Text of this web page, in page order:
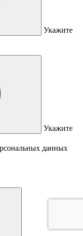
Укажите
Укажите
данных